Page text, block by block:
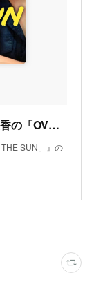
‎TBSラジオ『ジェーン・スーと堀井美香の「OVER THE SUN」』：Apple Podcast内のEp.8
SUN」』の